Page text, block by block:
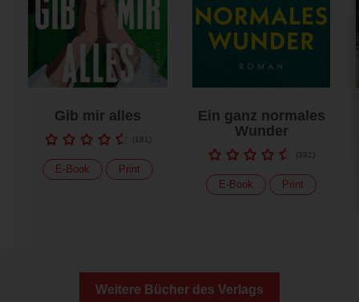
Gib mir alles
(181
E-Book Print
Ein ganz normales
Wunder
(391
E-Book Print
Weitere Bücher des Verlags